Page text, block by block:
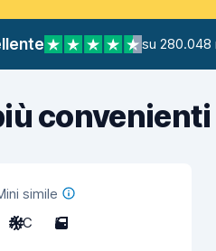
su 280.048
simile
A/C 5